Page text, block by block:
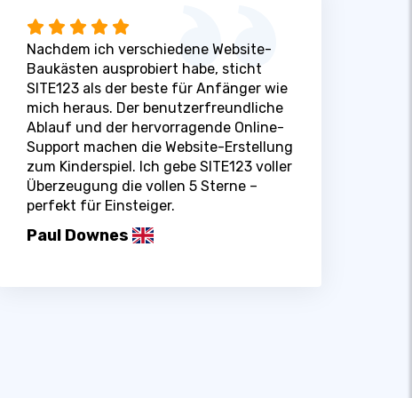
Nachdem ich verschiedene Website-
Baukästen ausprobiert habe, sticht
SITE123 als der beste für Anfänger wie
mich heraus. Der benutzerfreundliche
Ablauf und der hervorragende Online-
Support machen die Website-Erstellung
zum Kinderspiel. Ich gebe SITE123 voller
Überzeugung die vollen 5 Sterne –
perfekt für Einsteiger.
Paul Downes